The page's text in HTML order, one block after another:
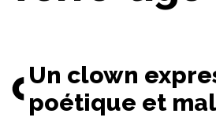
Un clown
poétique et